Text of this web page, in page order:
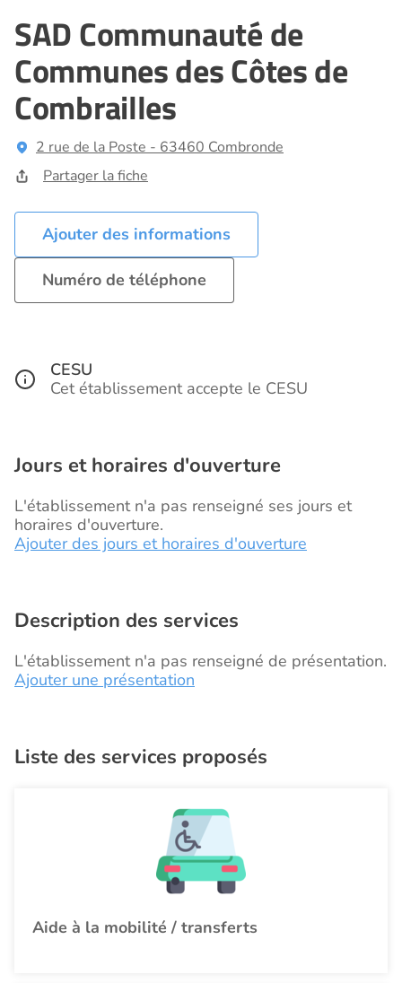
SAD Communauté de
Communes des Côtes de
Combrailles
2 rue de la Poste - 63460 Combronde
Partager la fiche
Ajouter des informations
Numéro de téléphone
CESU
Cet établissement accepte le CESU
Jours et horaires d'ouverture
L'établissement n'a pas renseigné ses jours et
horaires d'ouverture.
Ajouter des jours et horaires d'ouverture
Description des services
L'établissement n'a pas renseigné de présentation.
Ajouter une présentation
Liste des services proposés
Aide à la mobilité / transferts